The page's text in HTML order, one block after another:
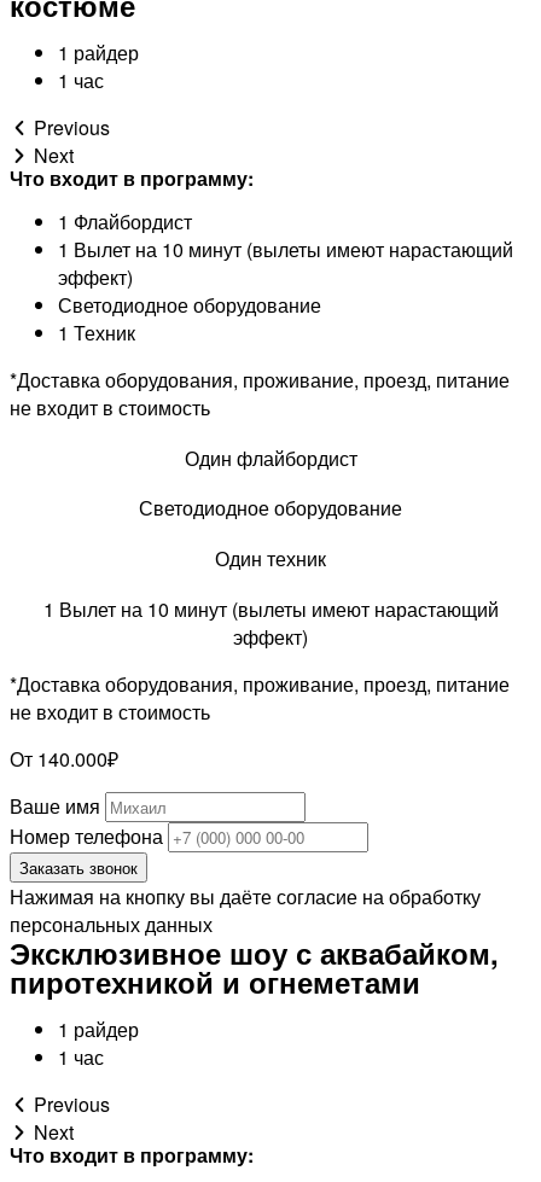
1 райдер
1 час
Previous
Next
Что входит в программу:
1 Флайбордист
1 Вылет на 10 минут (вылеты имеют нарастающий
эффект)
Светодиодное оборудование
1 Техник
*Доставка оборудования, проживание, проезд, питание
не входит в стоимость
Один флайбордист
Светодиодное оборудование
Один техник
1 Вылет на 10 минут (вылеты имеют нарастающий
эффект)
*Доставка оборудования, проживание, проезд, питание
не входит в стоимость
От 140.000₽
Ваше имя
Номер телефона
Заказать звонок
Нажимая на кнопку вы даёте согласие на обработку
персональных данных
Эксклюзивное шоу с аквабайком,
пиротехникой и огнеметами
1 райдер
1 час
Previous
Next
Что входит в программу: